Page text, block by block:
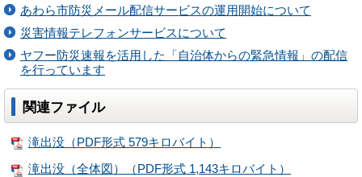
あわら市防災メール配信サービスの運用開始について
災害情報テレフォンサービスについて
ヤフー防災速報を活用した「自治体からの緊急情報」の配信
を行っています
関連ファイル
滝出没（PDF形式 579キロバイト）
滝出没（全体図）（PDF形式 1,143キロバイト）